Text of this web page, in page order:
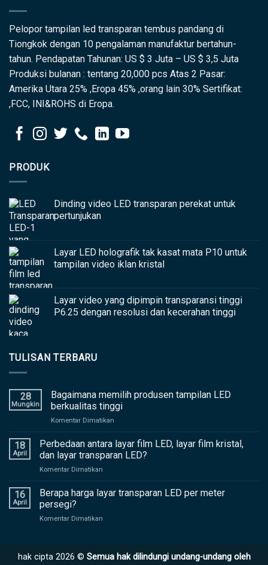
Pelopor tampilan led transparan tembus pandang di
Tiongkok dengan 10 pengalaman manufaktur bertahun-
tahun. Pendapatan Tahunan: US $ 3 Juta – US $ 3,5 Juta
Produksi bulanan : tentang 20,000 pcs Atas 2 Pasar:
Amerika Utara 25% ,Eropa 45% ,orang lain 30% Sertifikat:
,FCC, INI&ROHS di Eropa.
PRODUK
Dinding video LED transparan perekat untuk
pertunjukan
Layar LED holografik tak kasat mata P10 untuk
tampilan video iklan kristal
Layar video yang dipimpin transparansi tinggi
P6.25 dengan resolusi dan kecerahan tinggi
TULISAN TERBARU
28
Mungkin
Bagaimana memilih produsen tampilan LED
berkualitas tinggi
Komentar Dimatikan
memilih
produsen
tampilan
tinggi
18
April
Perbedaan antara layar film LED, layar film kristal,
dan layar transparan LED?
Komentar Dimatikan
antara
layar
dan
16
April
Berapa harga layar transparan LED per meter
persegi?
Komentar Dimatikan
transparan
hak cipta 2026 © Semua hak dilindungi undang-undang oleh